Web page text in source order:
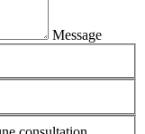
Message